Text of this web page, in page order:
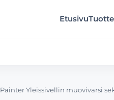
Etusivu
Painter Yleissivellin muovivarsi